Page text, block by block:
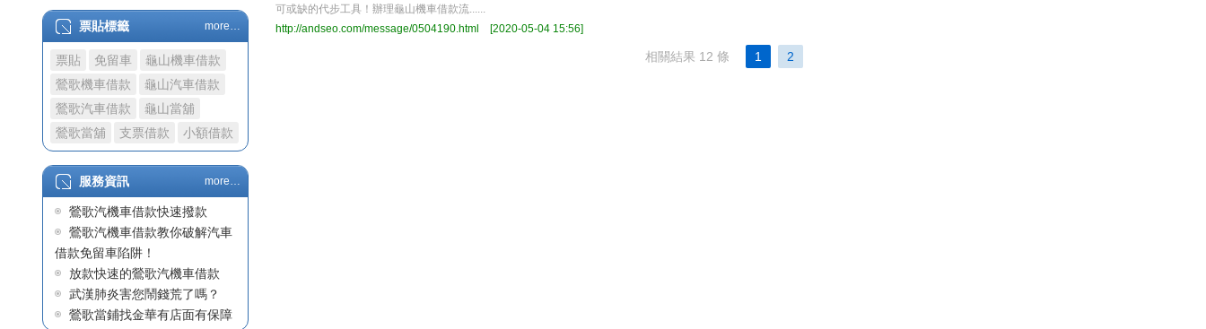
龜山汽車借款快速審核利
息低
額度
需要用錢時金華當鋪全力
相挺
龜山機車借款合法低利好
辦理
金華當鋪推出優惠汽機車
借款
龜山當舖汽機車借款
龜山當舖合法經營汽機車
借款免留車
龜山當舖借款月息250，
合法龜山當鋪推薦汽車機車
借款
票貼標籤 more…
票貼 免留車
龜山機車借款
鶯歌機車借款
龜山汽車借款
鶯歌汽車借款
龜山當舖
鶯歌當舖
支票借款 小額借款
服務資訊 more…
鶯歌汽機車借款快速撥款
鶯歌汽機車借款教你破解汽車
借款免留車陷阱！
放款快速的鶯歌汽機車借款
武漢肺炎害您鬧錢荒了嗎？
鶯歌當鋪找金華有店面有保障
可或缺的代步工具！辦理龜山機車借款流......
http://andseo.com/message/0504190.html
[2020-05-04 15:56]
相關結果 12 條 1 2